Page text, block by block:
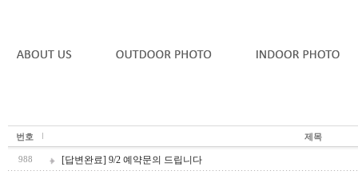
번호 제목
988 [답변완료] 9/2 예약문의 드립니다